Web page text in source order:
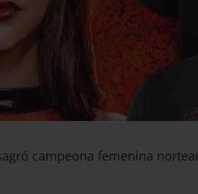
campeona femenina